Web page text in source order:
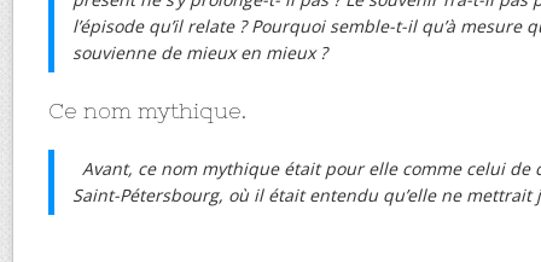
l’épisode qu’il relate ? Pourquoi semble-t-il qu’à mesure
souvienne de mieux en mieux ?
Ce nom mythique.
Avant, ce nom mythique était pour elle comme celui de
Saint-Pétersbourg, où il était entendu qu’elle ne